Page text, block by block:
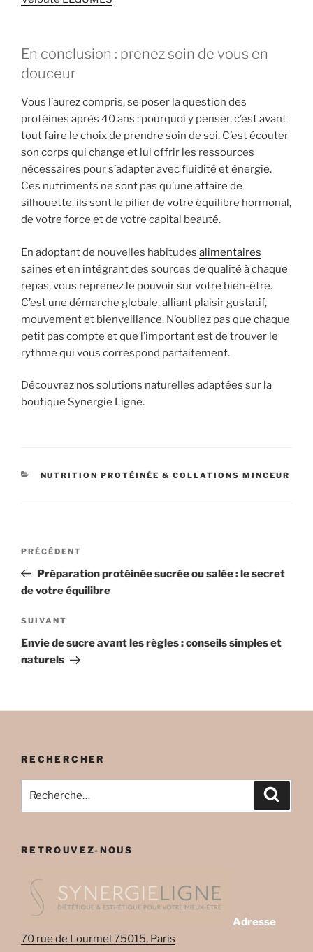
En conclusion : prenez soin de vous en
douceur
Vous l’aurez compris, se poser la question des
protéines après 40 ans : pourquoi y penser, c’est avant
tout faire le choix de prendre soin de soi. C’est écouter
son corps qui change et lui offrir les ressources
nécessaires pour s’adapter avec fluidité et énergie.
Ces nutriments ne sont pas qu’une affaire de
silhouette, ils sont le pilier de votre équilibre hormonal,
de votre force et de votre capital beauté.
En adoptant de nouvelles habitudes alimentaires
saines et en intégrant des sources de qualité à chaque
repas, vous reprenez le pouvoir sur votre bien-être.
C’est une démarche globale, alliant plaisir gustatif,
mouvement et bienveillance. N’oubliez pas que chaque
petit pas compte et que l’important est de trouver le
rythme qui vous correspond parfaitement.
Découvrez nos solutions naturelles adaptées sur la
boutique Synergie Ligne.
CATÉGORIES
NUTRITION PROTÉINÉE & COLLATIONS MINCEUR
Navigation
l’article
Article
précédent
PRÉCÉDENT
Préparation protéinée sucrée ou salée : le secret
de votre équilibre
Article
suivant
SUIVANT
Envie de sucre avant les règles : conseils simples et
naturels
RECHERCHER
pour
RETROUVEZ-NOUS
Adresse
70 rue de Lourmel 75015, Paris